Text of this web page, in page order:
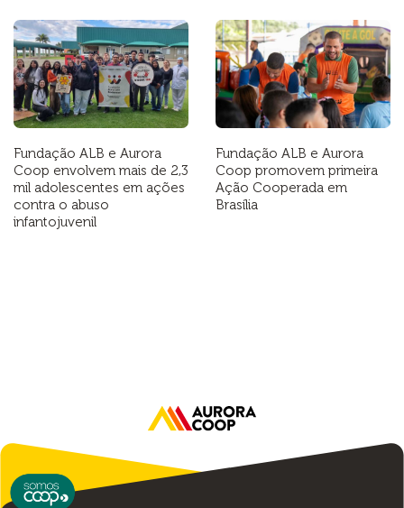
Fundação ALB e Aurora
Coop envolvem mais de 2,3
mil adolescentes em ações
contra o abuso
infantojuvenil
Fundação ALB e Aurora
Coop promovem primeira
Ação Cooperada em
Brasília